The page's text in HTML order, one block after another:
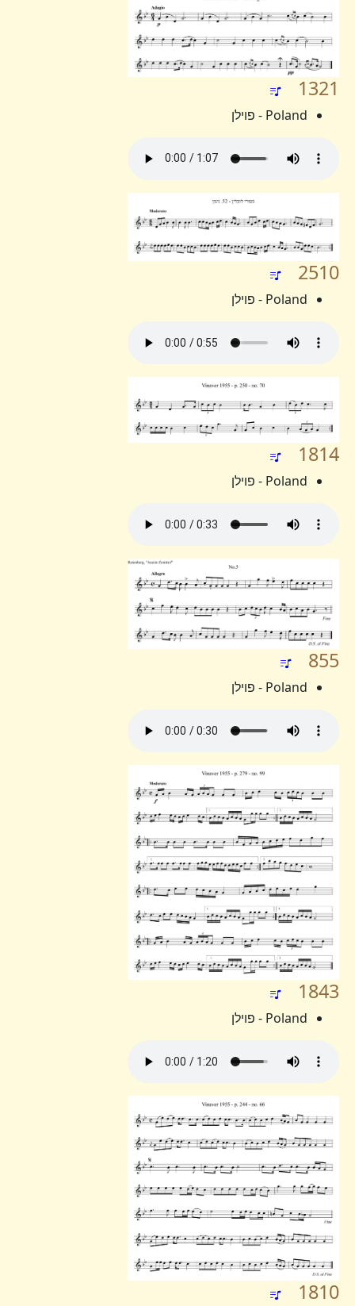
1321
Poland - פוילן
2510
Poland - פוילן
1814
Poland - פוילן
855
Poland - פוילן
1843
Poland - פוילן
1810